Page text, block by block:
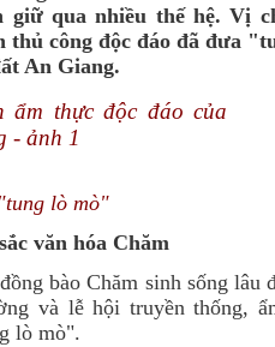
giữ qua nhiều thế hệ. Vị
thủ công độc đáo đã đưa
An Giang.
lò mò"
văn hóa Chăm
bào Chăm sinh sống lâu
và lễ hội truyền thống,
lò mò".